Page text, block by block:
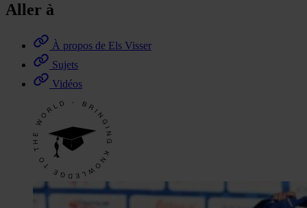
Aller à
À propos de Els Visser
Sujets
Vidéos